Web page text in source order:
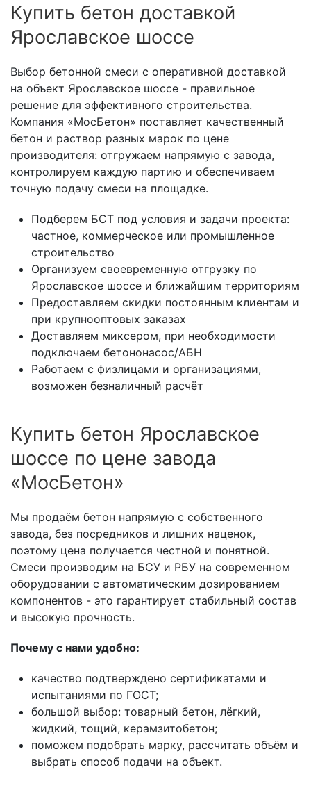
Купить бетон доставкой
Ярославское шоссе
Выбор бетонной смеси с оперативной доставкой
на объект Ярославское шоссе - правильное
решение для эффективного строительства.
Компания «МосБетон» поставляет качественный
бетон и раствор разных марок по цене
производителя: отгружаем напрямую с завода,
контролируем каждую партию и обеспечиваем
точную подачу смеси на площадке.
Подберем БСТ под условия и задачи проекта:
частное, коммерческое или промышленное
строительство
Организуем своевременную отгрузку по
Ярославское шоссе и ближайшим территориям
Предоставляем скидки постоянным клиентам и
при крупнооптовых заказах
Доставляем миксером, при необходимости
подключаем бетононасос/АБН
Работаем с физлицами и организациями,
возможен безналичный расчёт
Купить бетон Ярославское
шоссе по цене завода
«МосБетон»
Мы продаём бетон напрямую с собственного
завода, без посредников и лишних наценок,
поэтому цена получается честной и понятной.
Смеси производим на БСУ и РБУ на современном
оборудовании с автоматическим дозированием
компонентов - это гарантирует стабильный состав
и высокую прочность.
Почему с нами удобно:
качество подтверждено сертификатами и
испытаниями по ГОСТ;
большой выбор: товарный бетон, лёгкий,
жидкий, тощий, керамзитобетон;
поможем подобрать марку, рассчитать объём и
выбрать способ подачи на объект.